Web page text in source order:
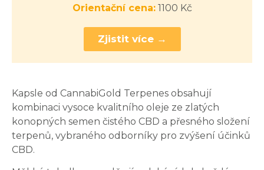
Orientační cena:1100 Kč
Zjistit více →
Kapsle od CannabiGold Terpenes obsahují
kombinaci vysoce kvalitního oleje ze zlatých
konopných semen čistého CBD a přesného složení
terpenů, vybraného odborníky pro zvýšení účinků
CBD.